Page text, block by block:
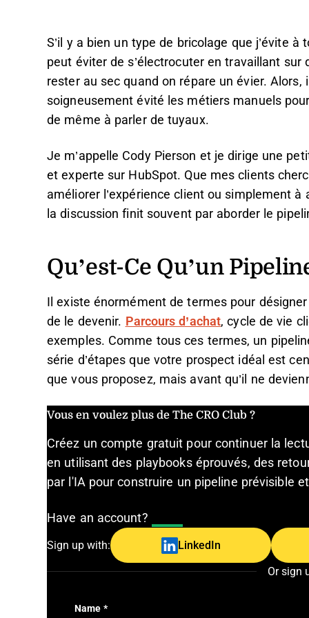
S’il y a bien un type de bricolage que j’évite à
peut éviter de s’électrocuter en travaillant
rester au sec quand on répare un évier.
soigneusement évité les métiers manuels
de même à parler de tuyaux.
Je m’appelle Cody Pierson et je dirige une
et experte sur HubSpot. Que mes clients
améliorer l’expérience client ou simplement
la discussion finit souvent par aborder le
Qu’est-Ce Qu’un
Il existe énormément de termes pour
de le devenir. Parcours d’achat, cycle de vie
exemples. Comme tous ces termes, un
série d’étapes que votre prospect idéal est
que vous proposez, mais avant qu’il ne
Vous en voulez plus de The CRO Club ?
Créez un compte gratuit pour continuer la
en utilisant des playbooks éprouvés, des
par l'IA pour construire un pipeline prévisible
Have an account?
Sign up with: LinkedIn
Or sign
Name *